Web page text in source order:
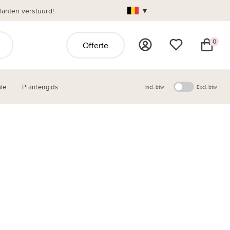
verstuurd! ▾
Offerte 0
Plantengids Incl. btw Excl. btw